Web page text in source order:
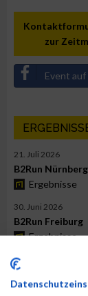
zur
Event
21. Juli 2026
B2Run Nürnberg
Ergebnisse
30. Juni 2026
B2Run Freiburg
Ergebnisse
16. September 2026